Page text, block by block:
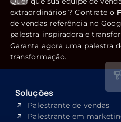
extraordinários ? Contrate o
de vendas referência no
palestra inspiradora e
Garanta agora uma palestra
transformação.
Soluções
Palestrante de vendas
Palestrante em